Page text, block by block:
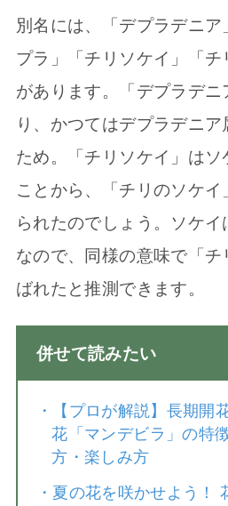
別名には、「デプラデニ
プラ」「チリソケイ」「
があります。「デプラデニ
り、かつてはデプラデニ
ため。「チリソケイ」はソ
ことから、「チリのソケ
られたのでしょう。ソケ
なので、同様の意味で「
ばれたと推測できます。
併せて読みたい
・
【プロが解説】長期開
花「マンデビラ」の特
方・楽しみ方
・ 夏の花を咲かせよう！